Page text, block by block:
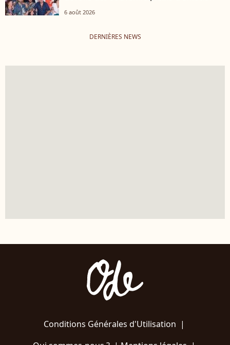
6 août 2026
DERNIÈRES NEWS
Conditions Générales d'Utilisation |